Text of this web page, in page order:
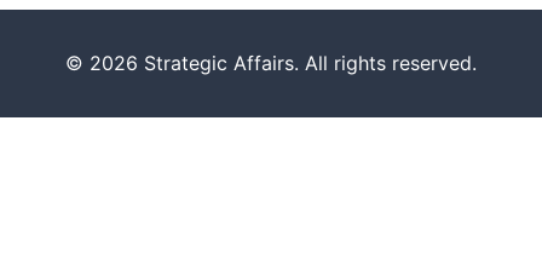
© 2026 Strategic Affairs. All rights reserved.